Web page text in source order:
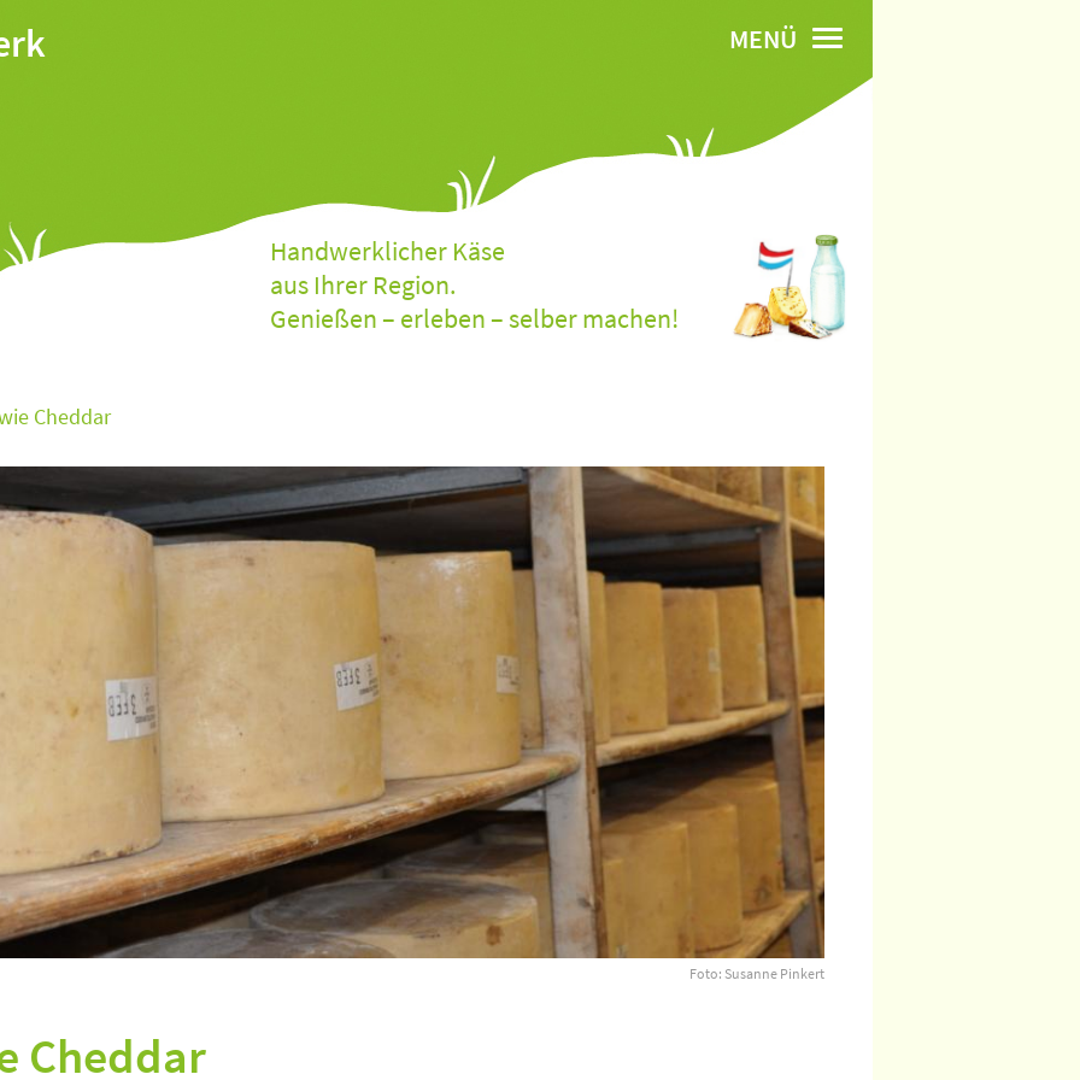
MENÜ
Handwerklicher Käse
aus Ihrer Region.
Genießen – erleben – selber machen!
Cheddar
Foto: Susanne Pinkert
Cheddar